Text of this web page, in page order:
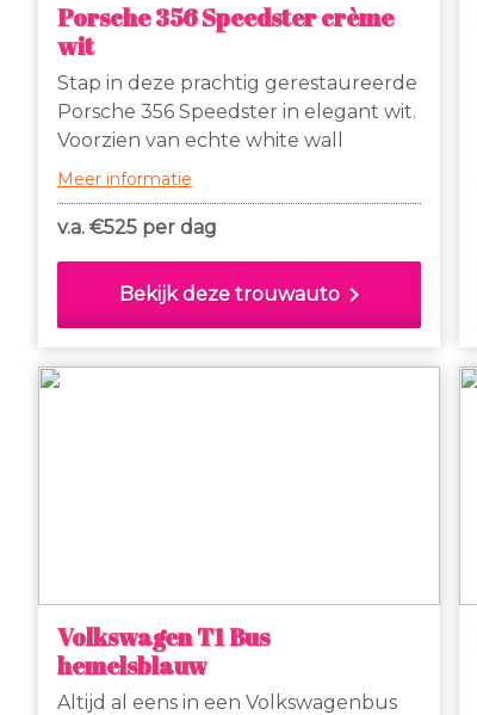
Porsche 356 Speedster crème
wit
Stap in deze prachtig gerestaureerde
Porsche 356 Speedster in elegant wit.
Voorzien van echte white wall
banden, een soepel inklapbaar dak
en charmante insteekramen bij de
deuren, is deze klassieker een lust
Meer informatie
v.a. €525 per dag
Bekijk deze trouwautochevron_right
Volkswagen T1 Bus
hemelsblauw
Altijd al eens in een Volkswagenbus